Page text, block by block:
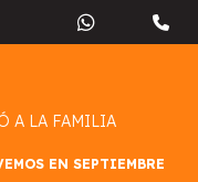
A LA FAMILIA
EN SEPTIEMBRE